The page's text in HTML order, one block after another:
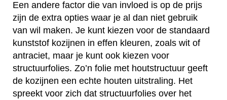
Een andere factor die van invloed is op de prijs
zijn de extra opties waar je al dan niet gebruik
van wil maken. Je kunt kiezen voor de standaard
kunststof kozijnen in effen kleuren, zoals wit of
antraciet, maar je kunt ook kiezen voor
structuurfolies. Zo’n folie met houtstructuur geeft
de kozijnen een echte houten uitstraling. Het
spreekt voor zich dat structuurfolies over het